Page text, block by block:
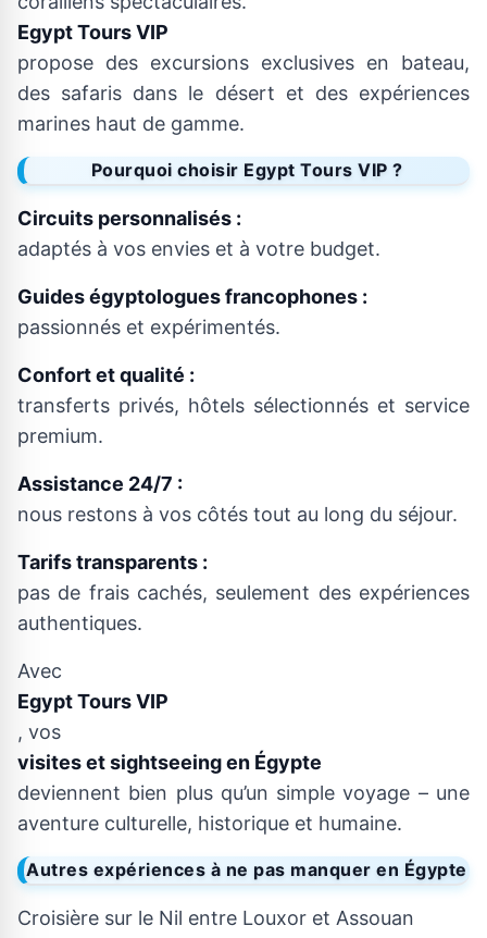
Egypt Tours VIP
propose des excursions exclusives en bateau,
des safaris dans le désert et des expériences
marines haut de gamme.
Pourquoi choisir Egypt Tours VIP ?
Circuits personnalisés :
adaptés à vos envies et à votre budget.
Guides égyptologues francophones :
passionnés et expérimentés.
Confort et qualité :
transferts privés, hôtels sélectionnés et service
premium.
Assistance 24/7 :
nous restons à vos côtés tout au long du séjour.
Tarifs transparents :
pas de frais cachés, seulement des expériences
authentiques.
Avec
Egypt Tours VIP
, vos
visites et sightseeing en Égypte
deviennent bien plus qu’un simple voyage – une
aventure culturelle, historique et humaine.
Autres expériences à ne pas manquer en Égypte
Croisière sur le Nil entre Louxor et Assouan